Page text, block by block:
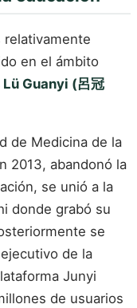
relativamente
en el ámbito
Guanyi (呂冠
de Medicina de la
2013, abandonó la
se unió a la
donde grabó su
se
de la
Junyi
de usuarios